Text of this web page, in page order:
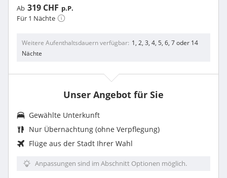
Ab 319 CHF p.P.
Für 1 Nächte
Weitere Aufenthaltsdauern verfügbar 1, 2, 3, 4, 5, 6, 7 oder 14
Nächte
Unser Angebot für Sie
Gewählte Unterkunft
Nur Übernachtung (ohne Verpflegung)
Flüge aus der Stadt Ihrer Wahl
Anpassungen sind im Abschnitt Optionen möglich.